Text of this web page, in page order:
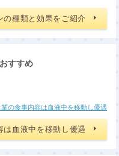
の種類と効果をご紹介
すすめ
の食事内容は血液中を移動し優遇
は血液中を移動し優遇